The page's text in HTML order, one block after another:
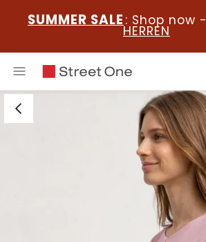
SUMMER SALE : Shop now -
HERREN